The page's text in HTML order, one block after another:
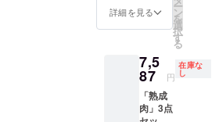
消費期
限：製
・主原
料の原
産地：
国産
牛、
豚、鶏
限：製
造日よ
り180日
・主原
料の原
造日か
で6か月
てから
は風味
うため
お早め
ら冷凍
※解凍し
は風味
を損な
うため
お早め
にお召
70％OF
F キャ
ンプ
ヤー限
定早割
価格
70％OF
Fでの価
詳細を見る ー
ン
を
選
択
す
る
7,5
87 円
在庫な
し
「熟成
肉」3点